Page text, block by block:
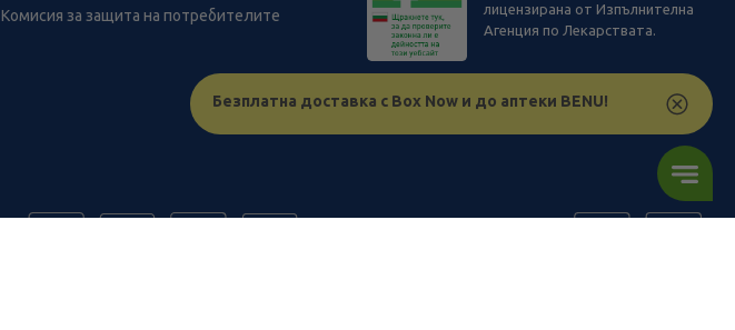
Безплатна доставка с Box Now и до аптеки BENU!
Комисия за защита на потребителите
лицензирана от Изпълнителна
Агенция по Лекарствата.